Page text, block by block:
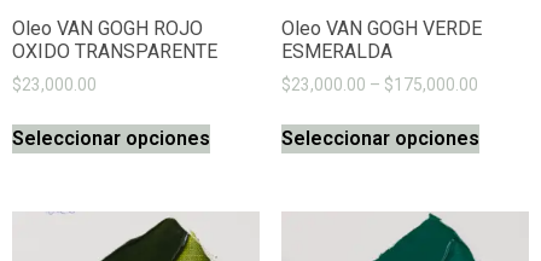
Oleo VAN GOGH ROJO
OXIDO TRANSPARENTE
$23,000.00
Seleccionar opciones
Oleo VAN GOGH VERDE
ESMERALDA
$23,000.00 – $175,000.00
Seleccionar opciones